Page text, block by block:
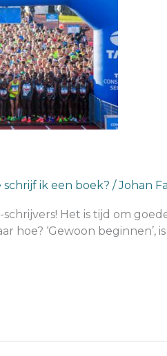
schrijf ik een boek? /Johan
Het is tijd om
hoe? ‘Gewoon beginnen’,